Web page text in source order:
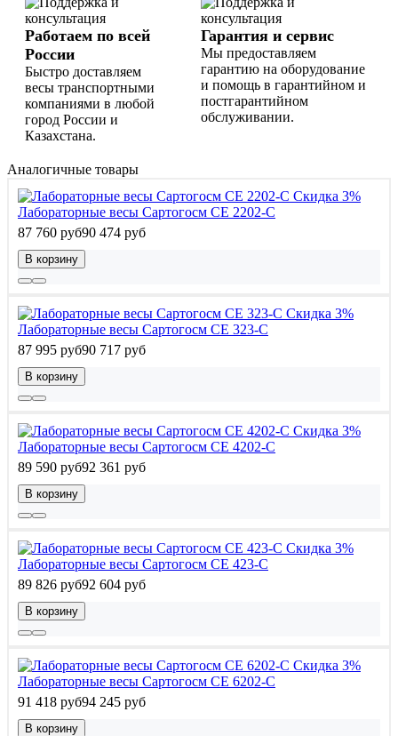
Работаем по всей
России
Быстро доставляем
весы транспортными
компаниями в любой
город России и
Казахстана.
Гарантия и сервис
Мы предоставляем
гарантию на оборудование
и помощь в гарантийном и
постгарантийном
обслуживании.
Аналогичные товары
Скидка 3%
Лабораторные весы Сартогосм СЕ 2202-С
87 760 руб90 474 руб
В корзину
Скидка 3%
Лабораторные весы Сартогосм СЕ 323-С
87 995 руб90 717 руб
В корзину
Скидка 3%
Лабораторные весы Сартогосм СЕ 4202-С
89 590 руб92 361 руб
В корзину
Скидка 3%
Лабораторные весы Сартогосм СЕ 423-С
89 826 руб92 604 руб
В корзину
Скидка 3%
Лабораторные весы Сартогосм СЕ 6202-С
91 418 руб94 245 руб
В корзину